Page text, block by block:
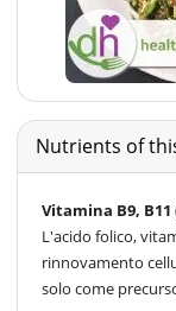
Nutrients of
Vitamina B9,
L'acido folico,
rinnovamento
solo come